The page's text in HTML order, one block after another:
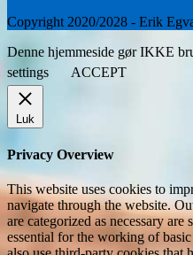
Copyright 2020/2028 - Erik
Denne hjemmeside gør IKKE
settings
ACCEPT
Luk
Privacy Overview
This website uses cookies to
navigate through the website.
are categorized as necessary
essential for the working of